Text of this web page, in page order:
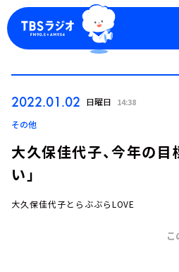
2022.01.02 日曜日 14:38
その他
大久保佳代子、今年の目
い」
大久保佳代子とらぶぶらLOVE
こ